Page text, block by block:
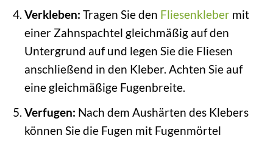
Verkleben: Tragen Sie den Fliesenklebermit
einer Zahnspachtel gleichmäßig auf den
Untergrund auf und legen Sie die Fliesen
anschließend in den Kleber. Achten Sie auf
eine gleichmäßige Fugenbreite.
Verfugen: Nach dem Aushärten des Klebers
können Sie die Fugen mit Fugenmörtel